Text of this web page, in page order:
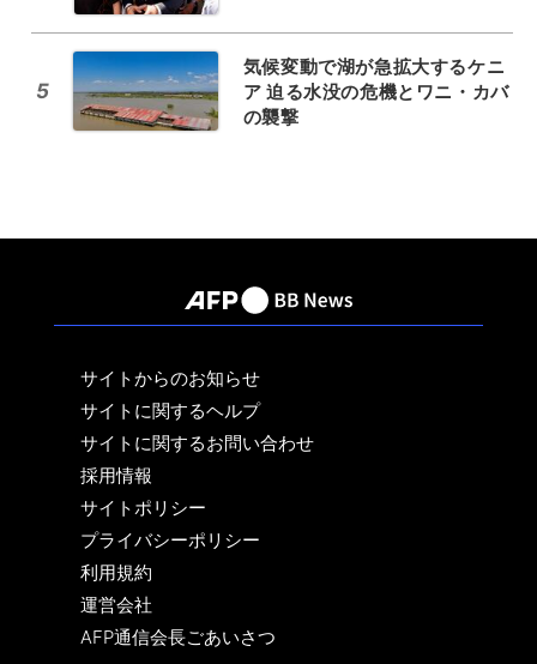
5
気候変動で湖が急拡大するケニ
ア 迫る水没の危機とワニ・カバ
の襲撃
サイトからのお知らせ
サイトに関するヘルプ
サイトに関するお問い合わせ
採用情報
サイトポリシー
プライバシーポリシー
利用規約
運営会社
AFP通信会長ごあいさつ